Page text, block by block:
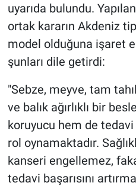
uyarıda bulundu.
ortak kararın Akdeniz
model olduğuna işaret
şunları dile getirdi:
"Sebze, meyve, tam
ve balık ağırlıklı bir
koruyucu hem de
rol oynamaktadır.
kanseri engellemez,
tedavi başarısını